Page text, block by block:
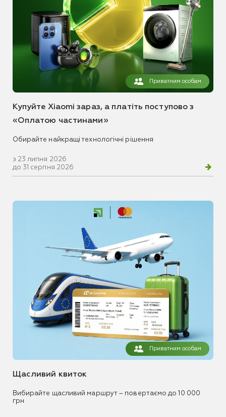
Приватним особам
Купуйте Xiaomi зараз, а платіть поступово з
«Оплатою частинами»
Обирайте найкращі технологічні рішення
з 23 липня 2026
до 31 серпня 2026
Приватним особам
Щасливий квиток
Вибирайте щасливий маршрут – повертаємо до 10 000
грн